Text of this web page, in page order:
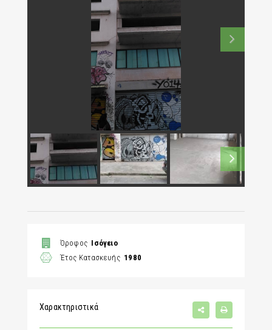
Όροφος Ισόγειο
Έτος Κατασκευής 1980
Χαρακτηριστικά